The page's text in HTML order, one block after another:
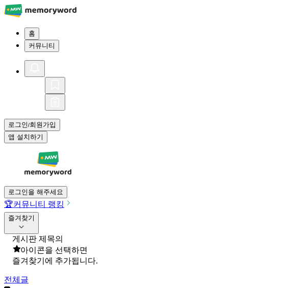
홈
커뮤니티
로그인/회원가입
앱 설치하기
로그인을 해주세요
🏆커뮤니티 랭킹
즐겨찾기
게시판 제목의
아이콘을 선택하면
즐겨찾기에 추가됩니다.
전체글